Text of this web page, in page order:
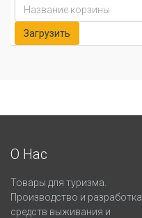
О Нас
Товары для туризма.
Производство и разработка
средств выживания и